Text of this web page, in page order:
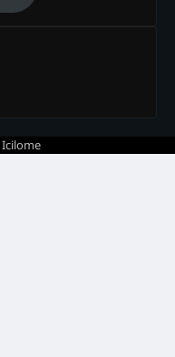
Icilome